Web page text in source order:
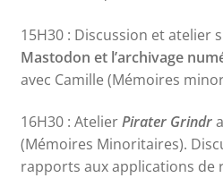
15H30 : Discussion et atelier
Mastodon et l’archivage
avec Camille (Mémoires
16H30 : AtelierPirater Grindr
(Mémoires Minoritaires).
rapports aux applications de